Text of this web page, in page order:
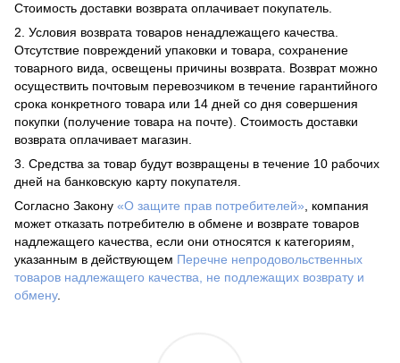
Стоимость доставки возврата оплачивает покупатель.
2. Условия возврата товаров ненадлежащего качества.
Отсутствие повреждений упаковки и товара, сохранение
товарного вида, освещены причины возврата. Возврат можно
осуществить почтовым перевозчиком в течение гарантийного
срока конкретного товара или 14 дней со дня совершения
покупки (получение товара на почте). Стоимость доставки
возврата оплачивает магазин.
3. Средства за товар будут возвращены в течение 10 рабочих
дней на банковскую карту покупателя.
Согласно Закону «О защите прав потребителей», компания
может отказать потребителю в обмене и возврате товаров
надлежащего качества, если они относятся к категориям,
указанным в действующем Перечне непродовольственных
товаров надлежащего качества, не подлежащих возврату и
обмену.